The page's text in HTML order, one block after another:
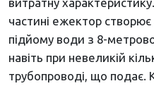
частині ежектор
підйому води з 8-
навіть при невеликій
трубопроводі, що подає.